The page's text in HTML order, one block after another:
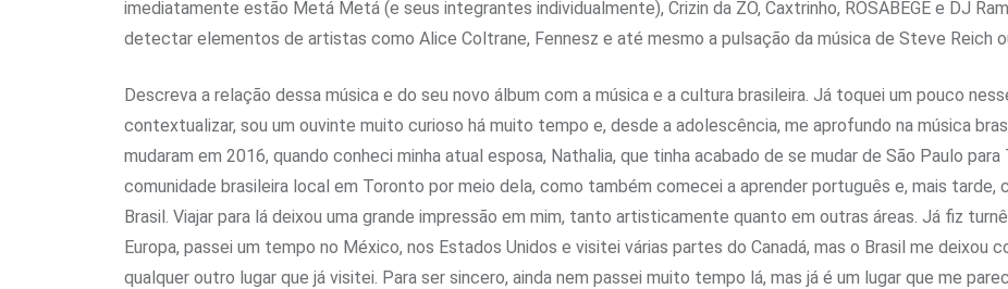
imediatamente estão Metá Metá (e seus integrantes individualmente), Crizin da ZO, Caxtrinho, ROSABEGE e DJ
detectar elementos de artistas como Alice Coltrane, Fennesz e até mesmo a pulsação da música de Steve Reich
Descreva a relação dessa música e do seu novo álbum com a música e a cultura brasileira. Já toquei um pouco
contextualizar, sou um ouvinte muito curioso há muito tempo e, desde a adolescência, me aprofundo na música
mudaram em 2016, quando conheci minha atual esposa, Nathalia, que tinha acabado de se mudar de São Paulo
comunidade brasileira local em Toronto por meio dela, como também comecei a aprender português e, mais tarde,
Brasil. Viajar para lá deixou uma grande impressão em mim, tanto artisticamente quanto em outras áreas. Já fiz
Europa, passei um tempo no México, nos Estados Unidos e visitei várias partes do Canadá, mas o Brasil me deixou
qualquer outro lugar que já visitei. Para ser sincero, ainda nem passei muito tempo lá, mas já é um lugar que me